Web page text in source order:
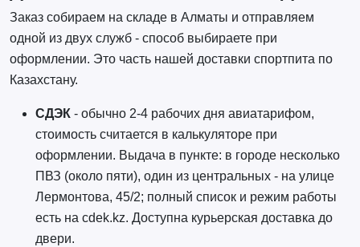
Заказ собираем на складе в Алматы и отправляем
одной из двух служб - способ выбираете при
оформлении. Это часть нашей доставки спортпита по
Казахстану.
СДЭК- обычно 2-4 рабочих дня авиатарифом,
стоимость считается в калькуляторе при
оформлении. Выдача в пункте: в городе несколько
ПВЗ (около пяти), один из центральных - на улице
Лермонтова, 45/2; полный список и режим работы
есть на cdek.kz. Доступна курьерская доставка до
двери.